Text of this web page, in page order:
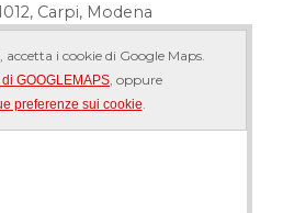
Carpi, Modena
accetta i cookie di Google Maps.
GOOGLEMAPS, oppure
preferenze sui cookie.